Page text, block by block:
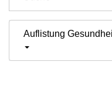
Auflistung